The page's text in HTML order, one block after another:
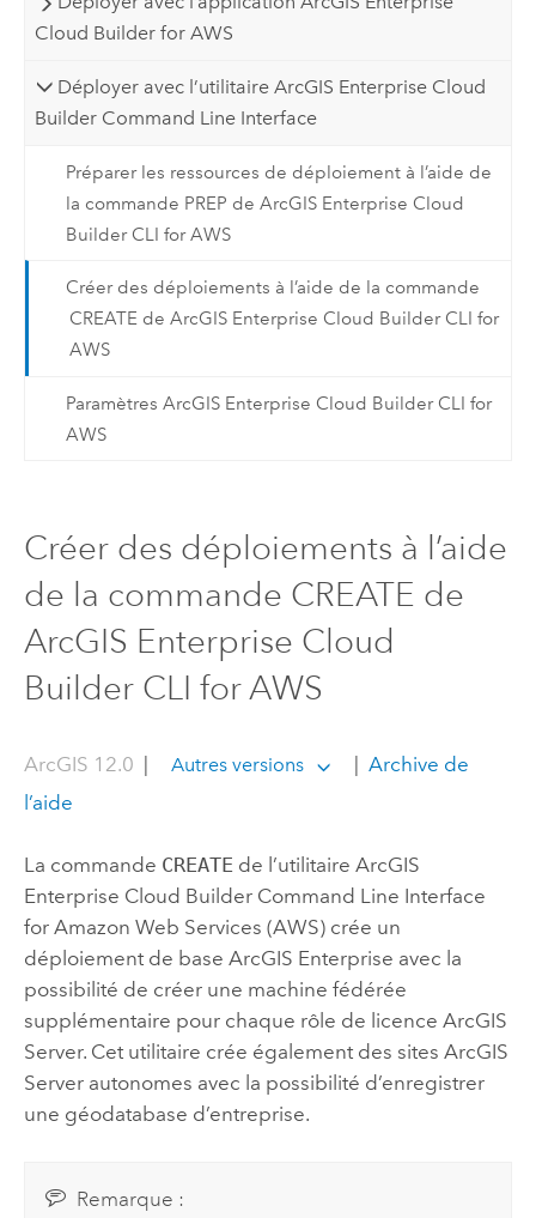
Cloud Builder for AWS
Déployer avec l’utilitaire ArcGIS Enterprise Cloud
Builder Command Line Interface
Préparer les ressources de déploiement à l’aide de
la commande PREP de ArcGIS Enterprise Cloud
Builder CLI for AWS
Créer des déploiements à l’aide de la commande
CREATE de ArcGIS Enterprise Cloud Builder CLI for
AWS
Paramètres ArcGIS Enterprise Cloud Builder CLI for
AWS
Créer des déploiements à l’aide
de la commande CREATE de
ArcGIS Enterprise Cloud
Builder CLI for AWS
ArcGIS 12.0 | Autres versions | Archive de
l’aide
La commande CREATEde l’utilitaire ArcGIS
Enterprise Cloud Builder Command Line Interface
for Amazon Web Services (AWS) crée un
déploiement de base ArcGIS Enterprise avec la
possibilité de créer une machine fédérée
supplémentaire pour chaque rôle de licence ArcGIS
Server. Cet utilitaire crée également des sites ArcGIS
Serverautonomes avec la possibilité d’enregistrer
une géodatabase d’entreprise.
Remarque :